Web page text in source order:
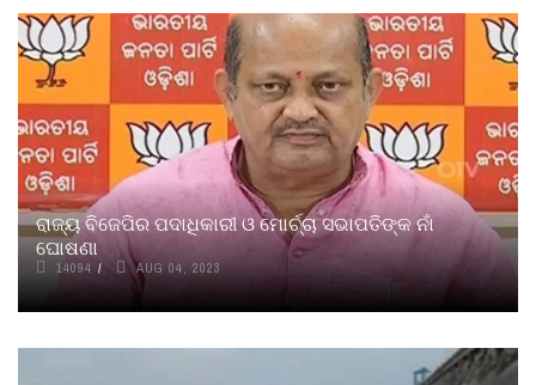
ରାଜ୍ୟ ବିଜେପିର ପଦାଧିକାରୀ ଓ ମୋର୍ଚ୍ଚା ସଭାପତିଙ୍କ ନାଁ
ଘୋଷଣା
14094 AUG 04, 2023